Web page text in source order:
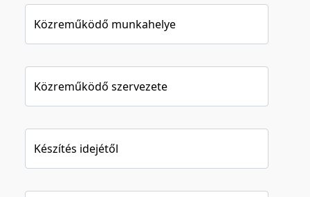
Közreműködő munkahelye
Közreműködő szervezete
Készítés idejétől